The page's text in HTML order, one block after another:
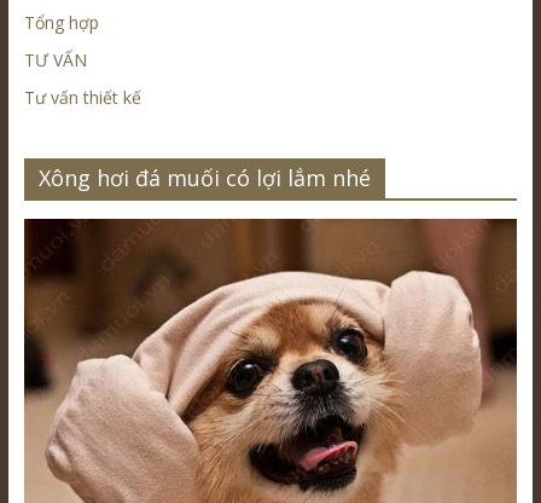
Tổng hợp
TƯ VẤN
Tư vấn thiết kế
Xông hơi đá muối có lợi lắm nhé